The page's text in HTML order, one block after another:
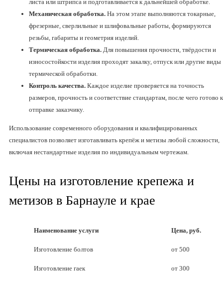
листа или штрипса и подготавливается к дальнейшей обработке.
Механическая обработка. На этом этапе выполняются токарные,
фрезерные, сверлильные и шлифовальные работы, формируются
резьбы, габариты и геометрия изделий.
Термическая обработка. Для повышения прочности, твёрдости и
износостойкости изделия проходят закалку, отпуск или другие виды
термической обработки.
Контроль качества. Каждое изделие проверяется на точность
размеров, прочность и соответствие стандартам, после чего готово к
отправке заказчику.
Использование современного оборудования и квалифицированных
специалистов позволяет изготавливать крепёж и метизы любой сложности,
включая нестандартные изделия по индивидуальным чертежам.
Цены на изготовление крепежа и
метизов в Барнауле и крае
Наименование услуги Цена, руб.
Изготовление болтов от 500
Изготовление гаек от 300